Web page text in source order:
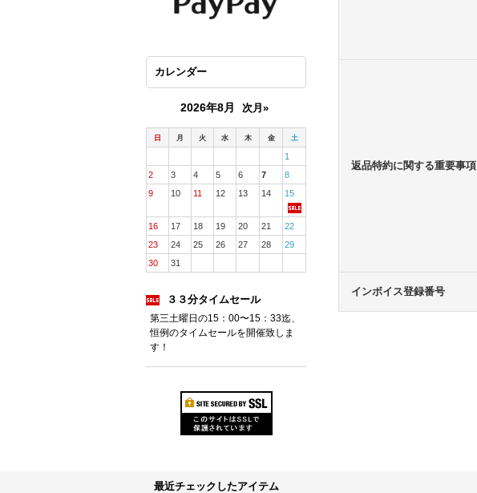
カレンダー
2026年8月 次月»
日 月 火 水 木 金 土
1
2
3 4 5 6 7
8
9
10 11 12 13 14 15
16 17 18 19 20 21
22
23
24 25 26 27 28
29
30
31
３３分タイムセール
第三土曜日の15：00〜15：33迄、
恒例のタイムセールを開催致しま
す！
返品特約に関する重要事項
インボイス登録番号
最近チェックしたアイテム